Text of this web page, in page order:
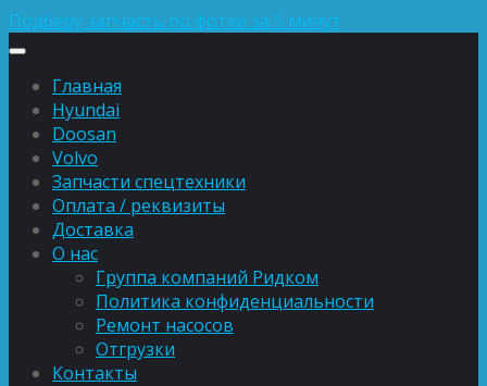
Подберу запчасть по фотке за 5 минут
Главная
Hyundai
Doosan
Volvo
Запчасти спецтехники
Оплата / реквизиты
Доставка
О нас
Группа компаний Ридком
Политика конфиденциальности
Ремонт насосов
Отгрузки
Контакты